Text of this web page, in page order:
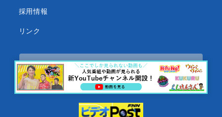
採用情報
リンク